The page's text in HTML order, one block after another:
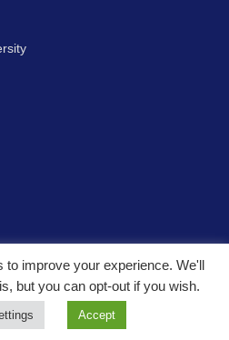
Πανεπιστήμιο της Ελλάδος
to improve your experience. We'll
but you can opt-out if you wish.
Accept